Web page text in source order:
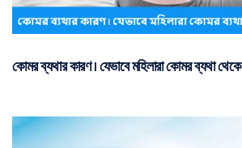
কোমর ব্যথার কারণ | যেভাবে মহিলারা কোমর ব্যথা